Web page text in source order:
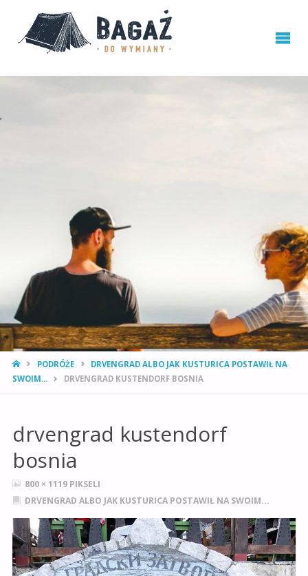
STRONA
GŁÓWNA
PODRÓŻE
DRVENGRAD ALBO JAK KUSTURICA POSTAWIŁ NA
SWOIM...
DRVENGRAD KUSTENDORF BOSNIA
drvengrad kustendorf
bosnia
PEŁNY
ROZMIAR
800 × 1119 PIKSELI
DRVENGRAD ALBO JAK KUSTURICA POSTAWIŁ NA SWOIM…